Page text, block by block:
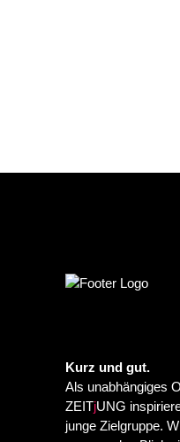
Kurz und gut.
Als unabhängiges
ZEITjUNG
junge Zielgruppe.